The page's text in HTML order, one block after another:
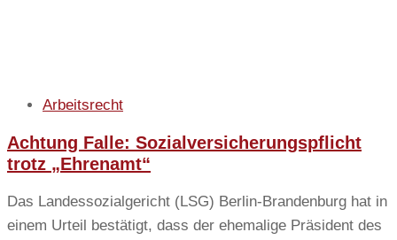
Arbeitsrecht
Achtung Falle: Sozialversicherungspflicht
trotz „Ehrenamt“
Das Landessozialgericht (LSG) Berlin-Brandenburg hat in
einem Urteil bestätigt, dass der ehemalige Präsident des